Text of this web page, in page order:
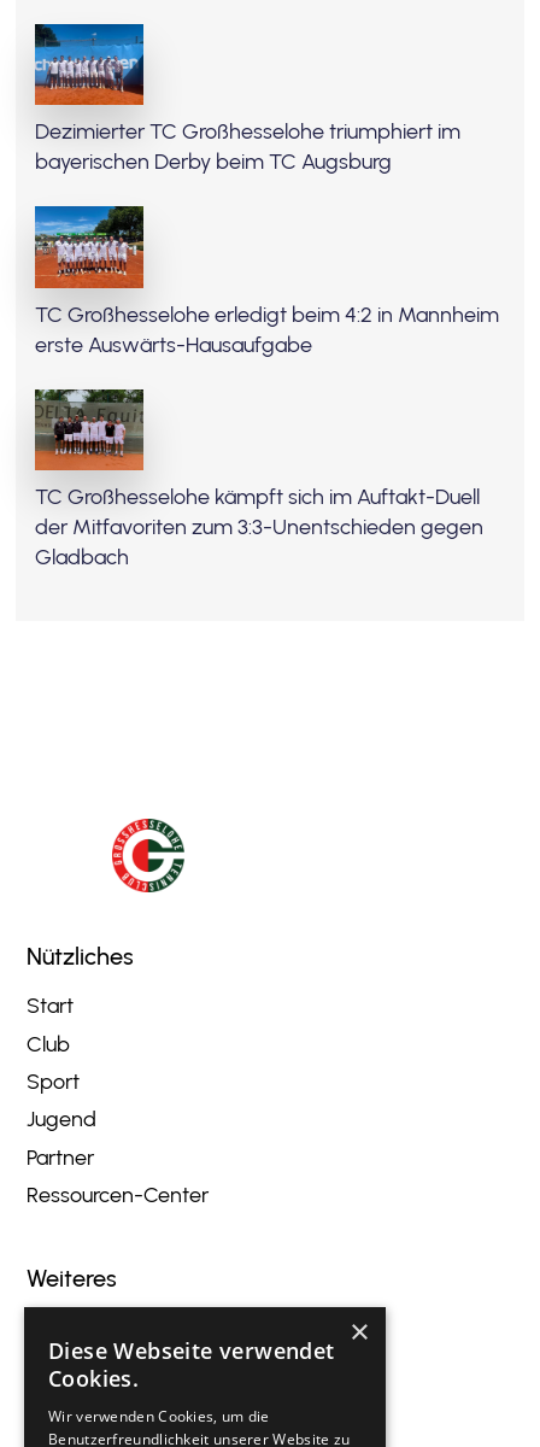
Dezimierter TC Großhesselohe triumphiert im
bayerischen Derby beim TC Augsburg
TC Großhesselohe erledigt beim 4:2 in Mannheim
erste Auswärts-Hausaufgabe
TC Großhesselohe kämpft sich im Auftakt-Duell
der Mitfavoriten zum 3:3-Unentschieden gegen
Gladbach
Nützliches
Start
Club
Sport
Jugend
Partner
Ressourcen-Center
Weiteres
Veranstaltungen
Gastronomie
×
Diese Webseite verwendet
Cookies.
Wir verwenden Cookies, um die
Benutzerfreundlichkeit unserer Website zu